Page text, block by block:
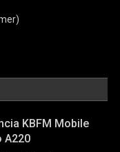
KBFM Mobile
A220